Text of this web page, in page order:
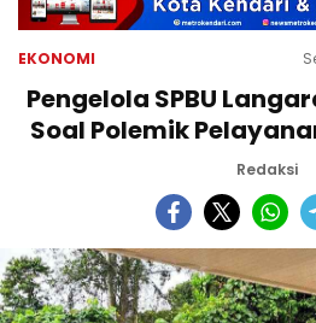
EKONOMI
Pengelola SPBU
Soal Polemik
Redaksi